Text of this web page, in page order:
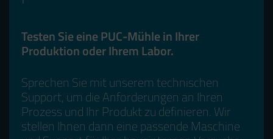
Testen Sie eine PUC-Mühle in Ihrer
Produktion oder Ihrem Labor.
Sprechen Sie mit unserem technischen
Support, um die Anforderungen an Ihren
Prozess und Ihr Produkt zu definieren. Wir
stellen Ihnen dann eine passende Maschine